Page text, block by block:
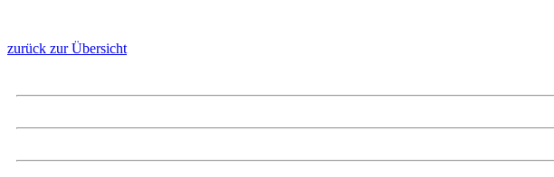
zurück zur Übersicht